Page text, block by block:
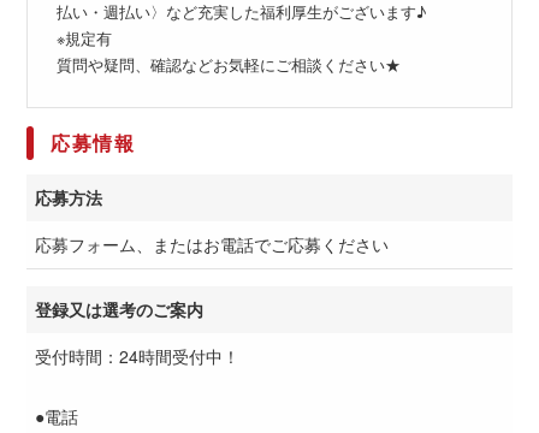
払い・週払い〉など充実した福利厚生がございます♪
※規定有
質問や疑問、確認などお気軽にご相談ください★
応募情報
応募方法
応募フォーム、またはお電話でご応募ください
登録又は選考のご案内
受付時間：24時間受付中！
●電話